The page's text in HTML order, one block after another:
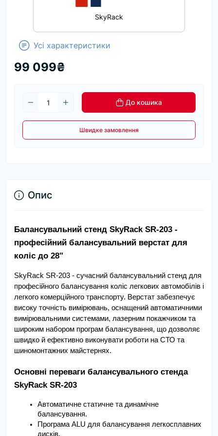
SkyRack
Усі характеристики
99 099₴
До кошика
Швидке замовлення
Опис
Балансувальний стенд SkyRack SR-203 -
професійний балансувальний верстат для
коліс до 28"
SkyRack SR-203 - сучасний балансувальний стенд для
професійного балансування коліс легкових автомобілів і
легкого комерційного транспорту. Верстат забезпечує
високу точність вимірювань, оснащений автоматичними
вимірювальними системами, лазерним покажчиком та
широким набором програм балансування, що дозволяє
швидко й ефективно виконувати роботи на СТО та
шиномонтажних майстернях.
Основні переваги балансувального стенда
SkyRack SR-203
Автоматичне статичне та динамічне
балансування.
Програма ALU для балансування легкосплавних
дисків.